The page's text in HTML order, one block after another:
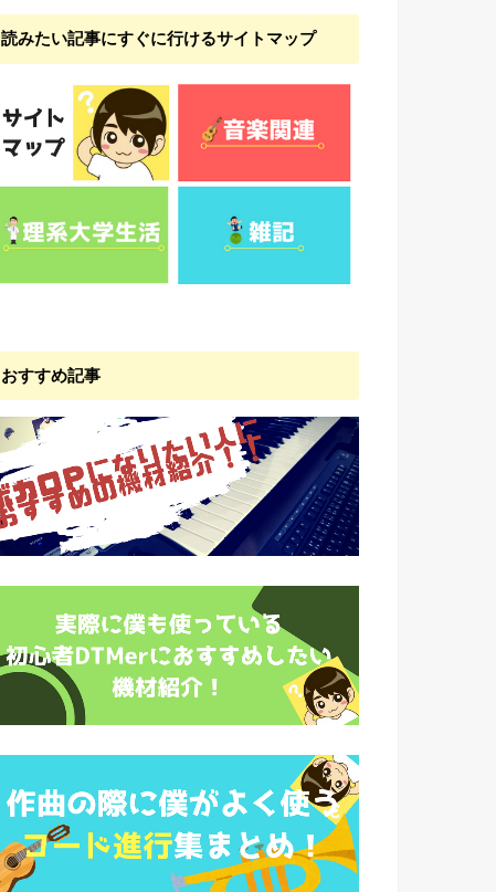
読みたい記事にすぐに行けるサイトマップ
おすすめ記事